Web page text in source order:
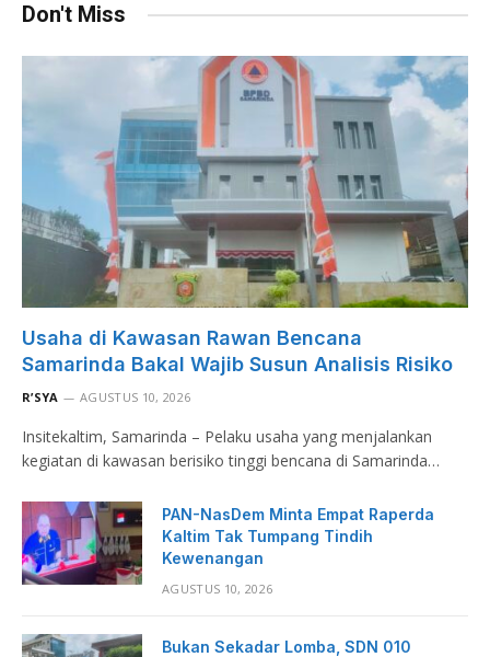
Don't Miss
Usaha di Kawasan Rawan Bencana
Samarinda Bakal Wajib Susun Analisis Risiko
R’SYA AGUSTUS 10, 2026
Insitekaltim, Samarinda – Pelaku usaha yang menjalankan
kegiatan di kawasan berisiko tinggi bencana di Samarinda…
PAN-NasDem Minta Empat Raperda
Kaltim Tak Tumpang Tindih
Kewenangan
AGUSTUS 10, 2026
Bukan Sekadar Lomba, SDN 010